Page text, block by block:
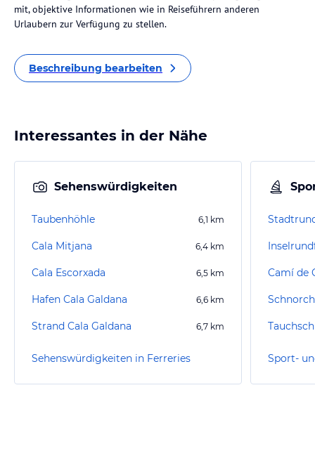
mit, objektive Informationen wie in Reiseführern anderen
Urlaubern zur Verfügung zu stellen.
Beschreibung bearbeiten
Interessantes in der Nähe
Sehenswürdigkeiten
Taubenhöhle 6,1 km
Cala Mitjana 6,4 km
Cala Escorxada 6,5 km
Hafen Cala Galdana 6,6 km
Strand Cala Galdana 6,7 km
Sehenswürdigkeiten in Ferreries
Camí de